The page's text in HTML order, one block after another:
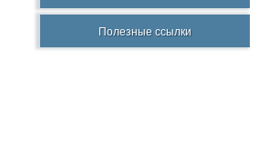
Полезные ссылки